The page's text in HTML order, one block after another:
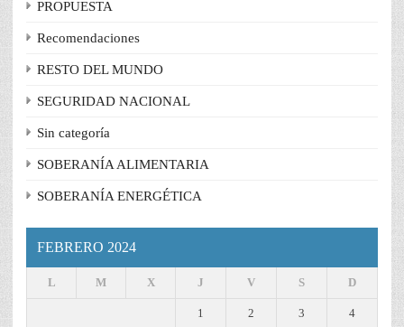
PROPUESTA
Recomendaciones
RESTO DEL MUNDO
SEGURIDAD NACIONAL
Sin categoría
SOBERANÍA ALIMENTARIA
SOBERANÍA ENERGÉTICA
FEBRERO 2024
L M X J V S D
1 2 3 4